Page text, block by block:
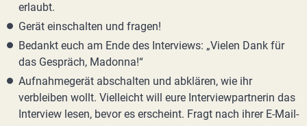
erlaubt.
Gerät einschalten und fragen!
Bedankt euch am Ende des Interviews: „Vielen Dank für
das Gespräch, Madonna!“
Aufnahmegerät abschalten und abklären, wie ihr
verbleiben wollt. Vielleicht will eure Interviewpartnerin das
Interview lesen, bevor es erscheint. Fragt nach ihrer E-Mail-